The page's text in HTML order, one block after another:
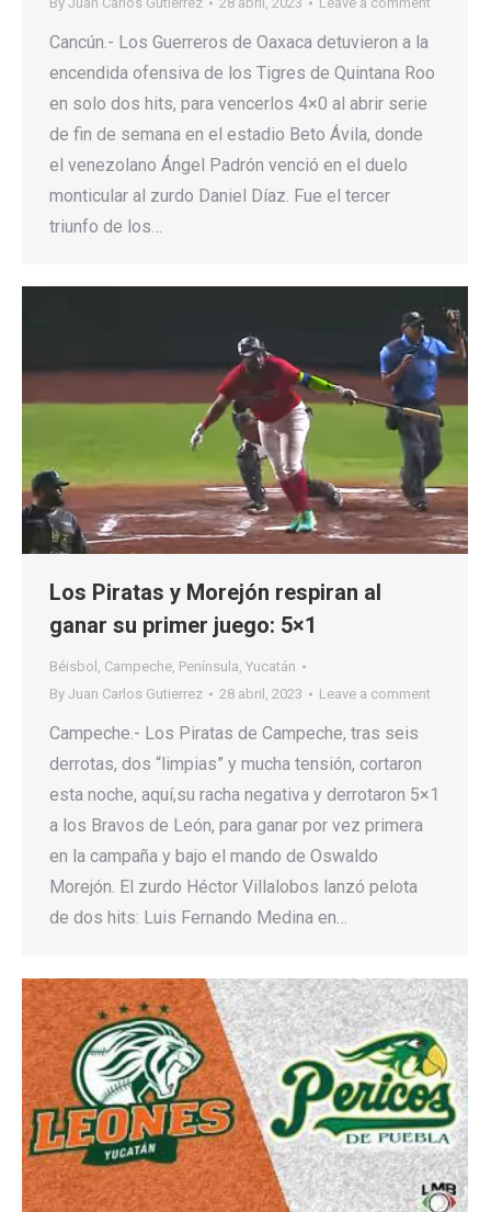
Cancún.- Los Guerreros de Oaxaca detuvieron a la
encendida ofensiva de los Tigres de Quintana Roo
en solo dos hits, para vencerlos 4×0 al abrir serie
de fin de semana en el estadio Beto Ávila, donde
el venezolano Ángel Padrón venció en el duelo
monticular al zurdo Daniel Díaz. Fue el tercer
triunfo de los…
Los Piratas y Morejón respiran al
ganar su primer juego: 5×1
Béisbol , Campeche, Península, Yucatán
By Juan Carlos Gutierrez 28 abril, 2023 Leave a comment
Campeche.- Los Piratas de Campeche, tras seis
derrotas, dos “limpias” y mucha tensión, cortaron
esta noche, aquí,su racha negativa y derrotaron 5×1
a los Bravos de León, para ganar por vez primera
en la campaña y bajo el mando de Oswaldo
Morejón. El zurdo Héctor Villalobos lanzó pelota
de dos hits: Luis Fernando Medina en…